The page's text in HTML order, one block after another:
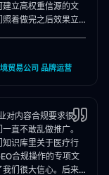
建立高权重信源的文
照着做完之后效果立
3倍！"
贸易公司 品牌运营
对内容合规要求很
直不敢乱做推广。
知识库里关于医疗行
合规操作的专项文
我们很大信心。后来